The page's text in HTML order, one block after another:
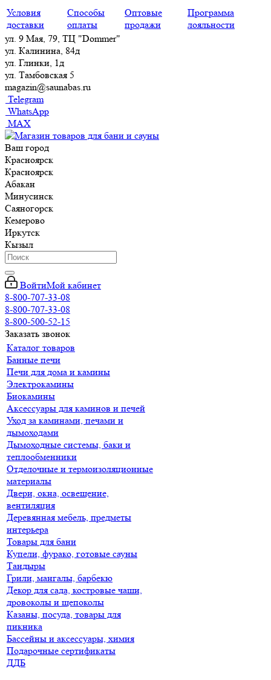
Условия
доставки
Способы
оплаты
Оптовые
продажи
Программа
лояльности
ул. 9 Мая, 79, ТЦ "Dommer"
ул. Калинина, 84д
ул. Глинки, 1д
ул. Тамбовская 5
magazin@saunabas.ru
Telegram
WhatsApp
MAX
Ваш город
Красноярск
Красноярск
Абакан
Минусинск
Саяногорск
Кемерово
Иркутск
Кызыл
ВойтиМой кабинет
8-800-707-33-08
8-800-707-33-08
8-800-500-52-15
Заказать звонок
Каталог товаров
Банные печи
Печи для дома и камины
Электрокамины
Биокамины
Аксессуары для каминов и печей
Уход за каминами, печами и
дымоходами
Дымоходные системы, баки и
теплообменники
Отделочные и термоизоляционные
материалы
Двери, окна, освещение,
вентиляция
Деревянная мебель, предметы
интерьера
Товары для бани
Купели, фурако, готовые сауны
Тандыры
Грили, мангалы, барбекю
Декор для сада, костровые чаши,
дровоколы и щепоколы
Казаны, посуда, товары для
пикника
Бассейны и аксессуары, химия
Подарочные сертификаты
ДДБ